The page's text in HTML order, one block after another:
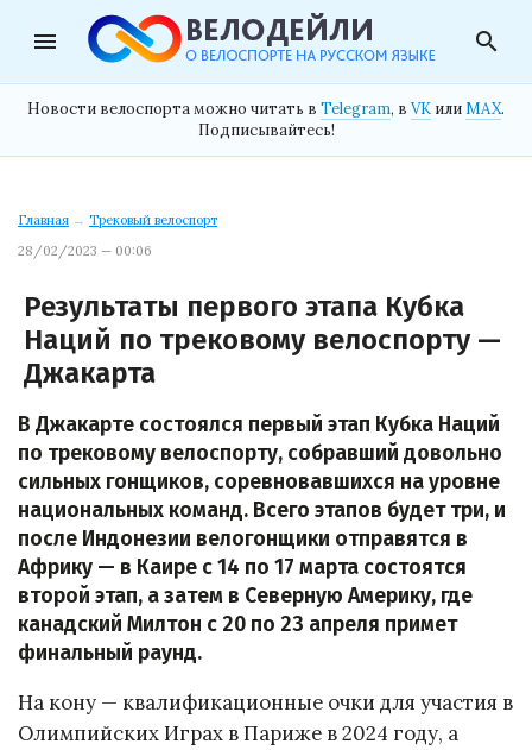
menu search
Новости велоспорта можно читать в Telegram, в VK илиMAX.
Подписывайтесь!
Главная → Трековый велоспорт
28/02/2023 — 00:06
Результаты первого этапа Кубка
Наций по трековому велоспорту —
Джакарта
В Джакарте состоялся первый этап Кубка Наций
по трековому велоспорту, собравший довольно
сильных гонщиков, соревновавшихся на уровне
национальных команд. Всего этапов будет три, и
после Индонезии велогонщики отправятся в
Африку — в Каире с 14 по 17 марта состоятся
второй этап, а затем в Северную Америку, где
канадский Милтон с 20 по 23 апреля примет
финальный раунд.
На кону — квалификационные очки для участия в
Олимпийских Играх в Париже в 2024 году, а